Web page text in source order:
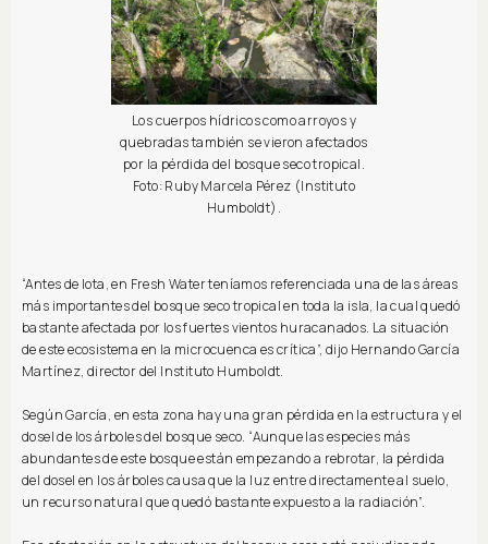
Los cuerpos hídricos como arroyos y
quebradas también se vieron afectados
por la pérdida del bosque seco tropical.
Foto: Ruby Marcela Pérez (Instituto
Humboldt).
“Antes de Iota, en Fresh Water teníamos referenciada una de las áreas
más importantes del bosque seco tropical en toda la isla, la cual quedó
bastante afectada por los fuertes vientos huracanados. La situación
de este ecosistema en la microcuenca es crítica”, dijo Hernando García
Martínez, director del Instituto Humboldt.
Según García, en esta zona hay una gran pérdida en la estructura y el
dosel de los árboles del bosque seco. “Aunque las especies más
abundantes de este bosque están empezando a rebrotar, la pérdida
del dosel en los árboles causa que la luz entre directamente al suelo,
un recurso natural que quedó bastante expuesto a la radiación”.